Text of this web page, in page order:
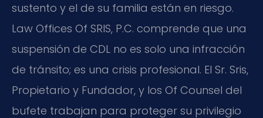
sustento y el de su familia están en riesgo.
Law Offices Of SRIS, P.C. comprende que una
suspensión de CDL no es solo una infracción
de tránsito; es una crisis profesional. El Sr. Sris,
Propietario y Fundador, y los Of Counsel del
bufete trabajan para proteger su privilegio